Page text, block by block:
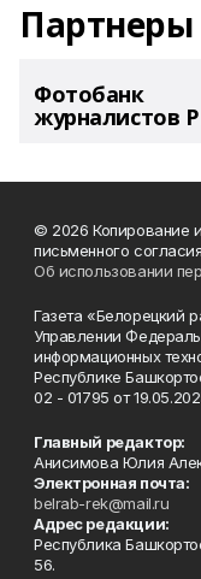
Партнеры
Фотобанк
журналистов
© 2026 Копирование
письменного
Об использовании
Газета «Белорецкий
Управлении
информационных
Республике
02 - 01795 от
Главный редактор:
Анисимова Юлия
Электронная почта:
belrab-rek@mail.ru
Адрес редакции:
Республика
56.